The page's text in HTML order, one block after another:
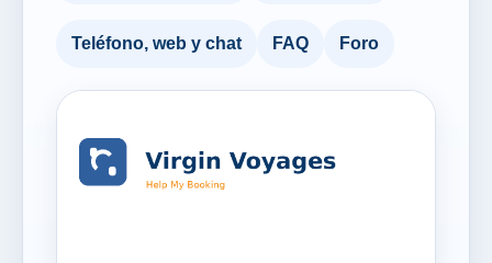
Teléfono, web y chat FAQ Foro